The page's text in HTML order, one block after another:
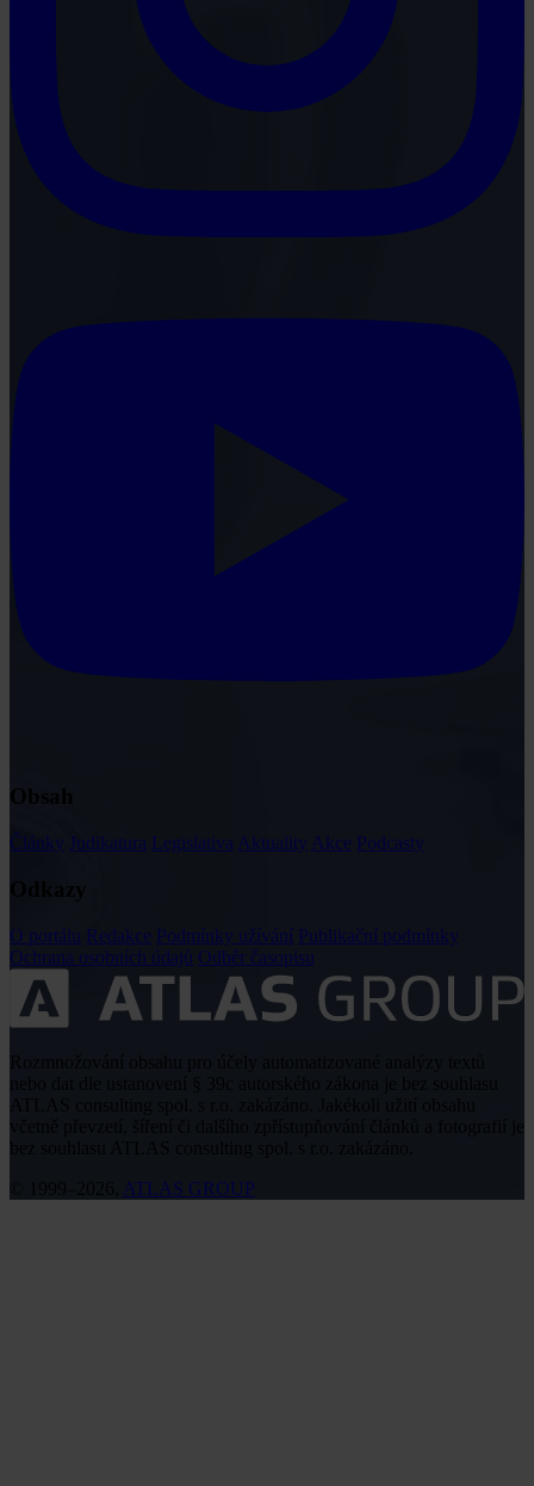
Články Judikatura Legislativa Aktuality Akce Podcasty
O portálu Redakce Podmínky užívání Publikační podmínky
Ochrana osobních údajů Odběr časopisu
včetně převzetí, šíření či dalšího zpřístupňování článků a fotografií je
ATLAS GROUP